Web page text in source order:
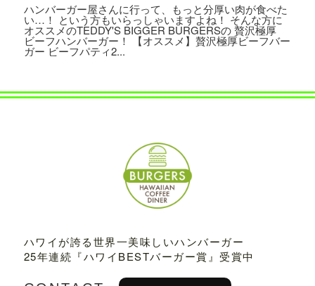
文藝春秋「CREA 2023年夏号」にて、TE
DDY'S BIGGER BURGERSの「メガモン
スターバーガー宅配セット 」が紹介され
ました。
集英社「メンズノンノ ８・９月合併号」
「VS魂」にて、TEDDY'S BIG
GER BURGERS表参道店の「ギガモンス
が紹介されました。
2023.03.01
TBSテレビ「プチブランチ」にて、TED
DY'S BIGGER BURGERS表参道店が紹介
されました。
ハンバーガー屋さんに行って、もっと分厚い肉が食べた
い…！ という方もいらっしゃいますよね！ そんな方に
オススメのTEDDY'S BIGGER BURGERSの 贅沢極厚
ビーフハンバーガー！ 【オススメ】贅沢極厚ビーフバー
ガー ビーフパティ2...
ハワイが誇る世界一美味しいハンバーガー
25年連続『ハワイBESTバーガー賞』受賞中